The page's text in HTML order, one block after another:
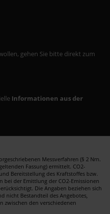
gehen Sie bitte direkt zum
Informationen aus der
Messverfahren (§ 2 Nrn.
Fassung) ermittelt. CO2-
Bereitstellung des Kraftstoffes bzw.
bei der Emittlung der CO2-Emissionen
Die Angaben beziehen sich
nicht Bestandteil des Angebotes,
zwischen den verschiedenen